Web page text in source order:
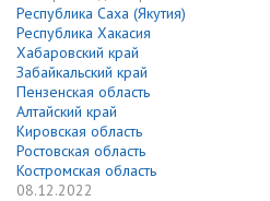
Республика Саха (Якутия)
Республика Хакасия
Хабаровский край
Забайкальский край
Пензенская область
Алтайский край
Кировская область
Ростовская область
Костромская область
08.12.2022